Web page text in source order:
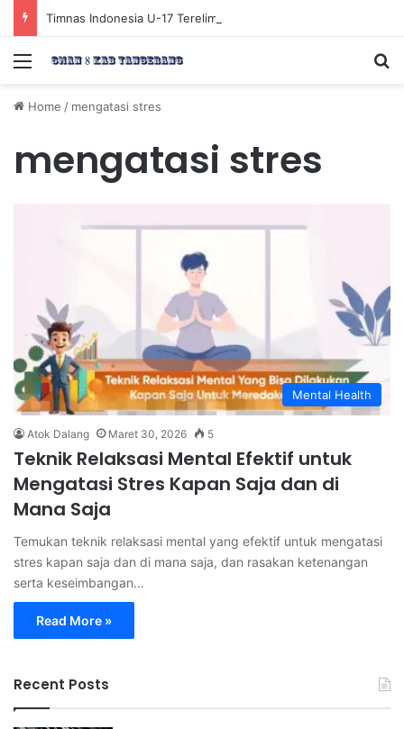
Menu
Home / mengatasi stres
mengatasi stres
Mental Health
Atok Dalang Maret 30, 2026 5
Teknik Relaksasi Mental Efektif untuk
Mengatasi Stres Kapan Saja dan di
Mana Saja
Temukan teknik relaksasi mental yang efektif untuk mengatasi
stres kapan saja dan di mana saja, dan rasakan ketenangan
serta keseimbangan…
Read More »
Recent Posts